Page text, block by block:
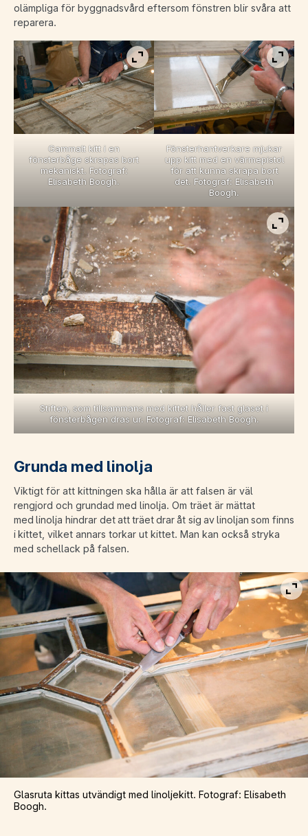
olämpliga för byggnadsvård eftersom fönstren blir svåra att
reparera.
Visa bild i fullskärm
Gammalt kitt i en
fönsterbåge skrapas bort
mekaniskt. Fotograf:
Elisabeth Boogh.
Visa
Fönsterhantverkare mjukar
upp kitt med en värmepistol
för att kunna skrapa bort
det. Fotograf: Elisabeth
Boogh.
Visa
Stiften, som tillsammans med kittet håller fast glaset i
fönsterbågen dras ur. Fotograf: Elisabeth Boogh.
Grunda med linolja
Viktigt för att kittningen ska hålla är att falsen är väl
rengjord och grundad med linolja. Om träet är mättat
med linolja hindrar det att träet drar åt sig av linoljan som finns
i kittet, vilket annars torkar ut kittet. Man kan också stryka
med schellack på falsen.
Glasruta kittas utvändigt med linoljekitt. Fotograf: Elisabeth
Boogh.